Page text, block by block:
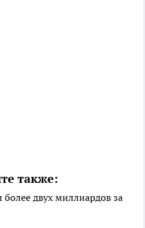
также:
двух миллиардов за